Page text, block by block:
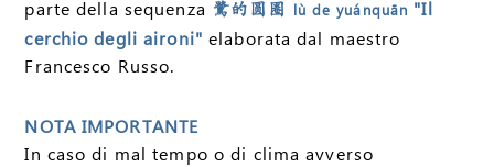
parte della sequenza 鷺的圆圈 lù de yuánquān "Il
cerchio degli aironi" elaborata dal maestro
Francesco Russo.
NOTA IMPORTANTE
In caso di mal tempo o di clima avverso